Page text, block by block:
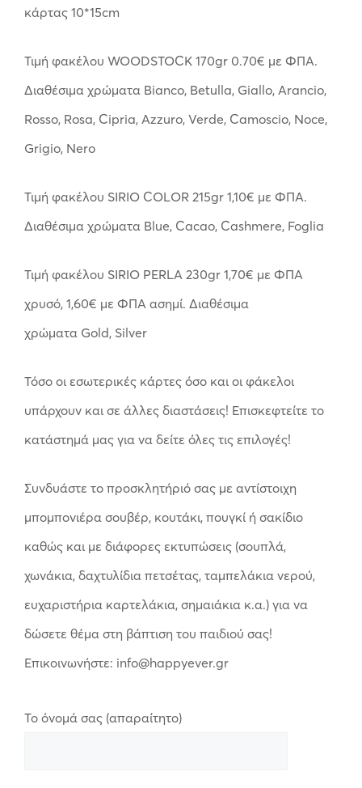
κάρτας 10*15cm
Τιμή φακέλου WOODSTOCK 170gr 0.70€ με ΦΠΑ.
Διαθέσιμα χρώματα Bianco, Betulla, Giallo, Arancio,
Rosso, Rosa, Cipria, Azzuro, Verde, Camoscio, Noce,
Grigio, Nero
Τιμή φακέλου SIRIO COLOR 215gr 1,10€ με ΦΠΑ.
Διαθέσιμα χρώματα Blue, Cacao, Cashmere, Foglia
Τιμή φακέλου SIRIO PERLA 230gr 1,70€ με ΦΠΑ
χρυσό, 1,60€ με ΦΠΑ ασημί. Διαθέσιμα
χρώματα Gold, Silver
Τόσο οι εσωτερικές κάρτες όσο και οι φάκελοι
υπάρχουν και σε άλλες διαστάσεις! Επισκεφτείτε το
κατάστημά μας για να δείτε όλες τις επιλογές!
Συνδυάστε το προσκλητήριό σας με αντίστοιχη
μπομπονιέρα σουβέρ, κουτάκι, πουγκί ή σακίδιο
καθώς και με διάφορες εκτυπώσεις (σουπλά,
χωνάκια, δαχτυλίδια πετσέτας, ταμπελάκια νερού,
ευχαριστήρια καρτελάκια, σημαιάκια κ.α.) για να
δώσετε θέμα στη βάπτιση του παιδιού σας!
Επικοινωνήστε: info@happyever.gr
Το όνομά σας (απαραίτητο)